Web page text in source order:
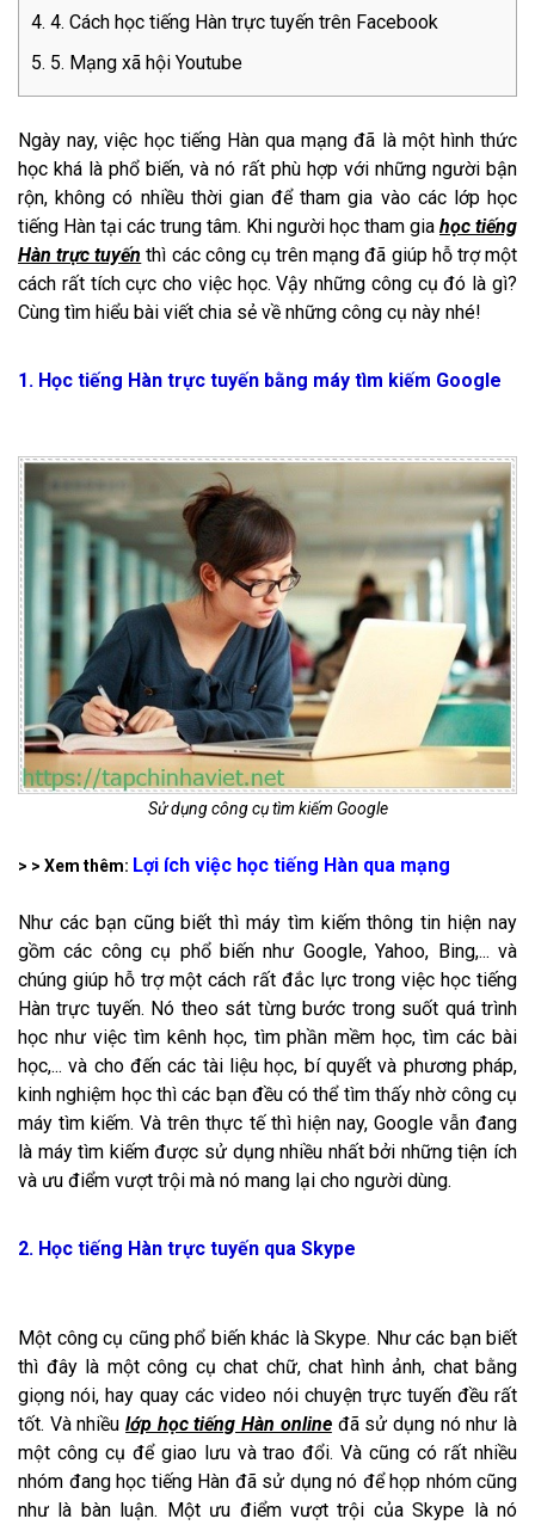
4. Cách học tiếng Hàn trực tuyến trên Facebook
5. Mạng xã hội Youtube
Ngày nay, việc học tiếng Hàn qua mạng đã là một hình thức
học khá là phổ biến, và nó rất phù hợp với những người bận
rộn, không có nhiều thời gian để tham gia vào các lớp học
tiếng Hàn tại các trung tâm. Khi người học tham gia học tiếng
Hàn trực tuyến thì các công cụ trên mạng đã giúp hỗ trợ một
cách rất tích cực cho việc học. Vậy những công cụ đó là gì?
Cùng tìm hiểu bài viết chia sẻ về những công cụ này nhé!
1. Học tiếng Hàn trực tuyến bằng máy tìm kiếm Google
Sử dụng công cụ tìm kiếm Google
> > Xem thêm: Lợi ích việc học tiếng Hàn qua mạng
Như các bạn cũng biết thì máy tìm kiếm thông tin hiện nay
gồm các công cụ phổ biến như Google, Yahoo, Bing,... và
chúng giúp hỗ trợ một cách rất đắc lực trong việc học tiếng
Hàn trực tuyến. Nó theo sát từng bước trong suốt quá trình
học như việc tìm kênh học, tìm phần mềm học, tìm các bài
học,... và cho đến các tài liệu học, bí quyết và phương pháp,
kinh nghiệm học thì các bạn đều có thể tìm thấy nhờ công cụ
máy tìm kiếm. Và trên thực tế thì hiện nay, Google vẫn đang
là máy tìm kiếm được sử dụng nhiều nhất bởi những tiện ích
và ưu điểm vượt trội mà nó mang lại cho người dùng.
2. Học tiếng Hàn trực tuyến qua Skype
Một công cụ cũng phổ biến khác là Skype. Như các bạn biết
thì đây là một công cụ chat chữ, chat hình ảnh, chat bằng
giọng nói, hay quay các video nói chuyện trực tuyến đều rất
tốt. Và nhiềulớp học tiếng Hàn onlineđã sử dụng nó như là
một công cụ để giao lưu và trao đổi. Và cũng có rất nhiều
nhóm đang học tiếng Hàn đã sử dụng nó để họp nhóm cũng
như là bàn luận. Một ưu điểm vượt trội của Skype là nó